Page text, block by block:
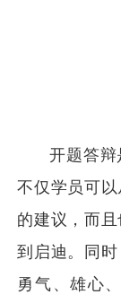
开题答辩
不仅学员可
的建议，而
到启迪。同
勇气、雄心